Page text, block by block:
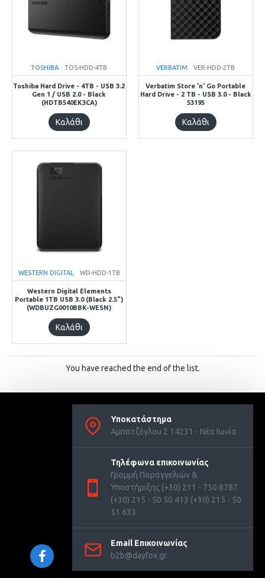
TOSHIBA TOS-HDD-4TB
Toshiba Hard Drive - 4TB - USB 3.2
Gen 1 / USB 2.0 - Black
(HDTB540EK3CA)
Καλάθι
VERBATIM VER-HDD-2TB
Verbatim Store 'n' Go Portable
Hard Drive - 2 TB - USB 3.0 - Black
53195
Καλάθι
WESTERN DIGITAL WD-HDD-1TB
Western Digital Elements
Portable 1TB USB 3.0 (Black 2.5")
(WDBUZG0010BBK-WESN)
Καλάθι
You have reached the end of the list.
Υποκατάστημα
Αμπατζόγλου 2 14231 - Νέα Ιωνία
Τηλέφωνα επικοινωνίας
Γραμμή Παραγγελιών &
Υποστήριξης (+30) 211 - 750 8787
(+30) 215 - 50 50 413 (+30) 215 - 50
51 633
Email Επικοινωνίας
b2b@dayfox.gr